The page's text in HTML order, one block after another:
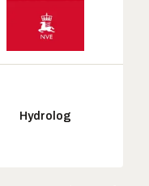
Hydrolog